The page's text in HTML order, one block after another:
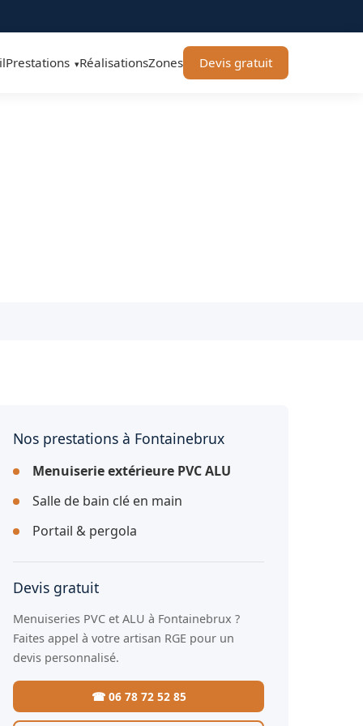
Prestations ▾RéalisationsZones Devis gratuit
Nos prestations à Fontainebrux
Menuiserie extérieure PVC ALU
Salle de bain clé en main
Portail & pergola
Devis gratuit
Menuiseries PVC et ALU à Fontainebrux ?
Faites appel à votre artisan RGE pour un
devis personnalisé.
☎ 06 78 72 52 85